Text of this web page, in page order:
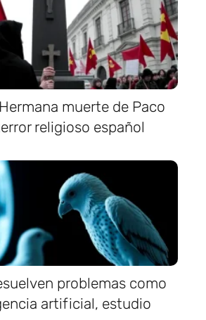
muerte de Paco
religioso español
problemas como
artificial, estudio